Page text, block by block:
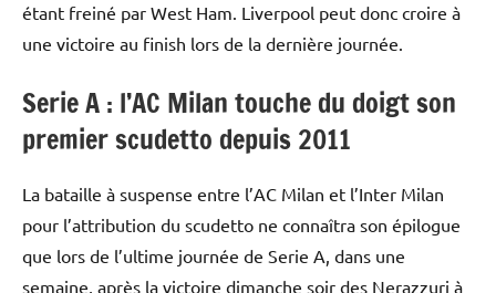
étant freiné par West Ham. Liverpool peut donc croire à
une victoire au finish lors de la dernière journée.
Serie A : l’AC Milan touche du doigt son
premier scudetto depuis 2011
La bataille à suspense entre l’AC Milan et l’Inter Milan
pour l’attribution du scudetto ne connaîtra son épilogue
que lors de l’ultime journée de Serie A, dans une
semaine, après la victoire dimanche soir des Nerazzuri à